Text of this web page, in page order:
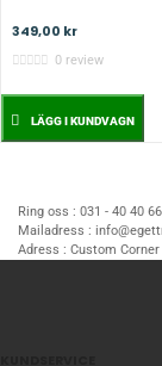
349,00 kr
0 review
LÄGG I KUNDVAGN
Ring oss : 031 - 40 40 66
Mailadress :
Adress : Custom